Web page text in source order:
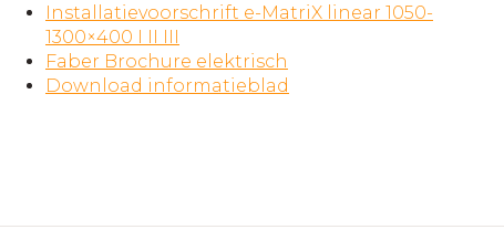
Installatievoorschrift e-MatriX linear 1050-
1300×400 I II III
Faber Brochure elektrisch
Download informatieblad